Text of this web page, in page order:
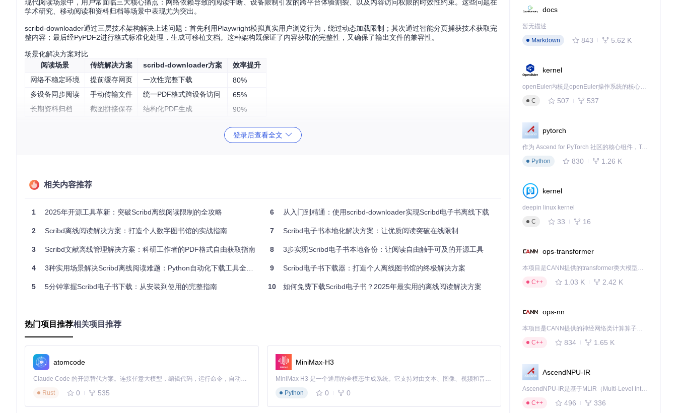
现代阅读场景中，用户常面临三大核心痛点：网络依赖导致的阅读中断、设备限制引发的跨平台体验割裂、以及内容访问权限的时效性约束。这些问题在
学术研究、移动阅读和资料归档等场景中表现尤为突出。
scribd-downloader通过三层技术架构解决上述问题：首先利用Playwright模拟真实用户浏览行为，绕过动态加载限制；其次通过智能分页捕获技术获取完
整内容；最后经PyPDF2进行格式标准化处理，生成可移植文档。这种架构既保证了内容获取的完整性，又确保了输出文件的兼容性。
场景化解决方案对比
阅读场景
传统解决方案 scribd-downloader方案
效率提升
网络不稳定环境
提前缓存网页 一次性完整下载
80%
多设备同步阅读
手动传输文件 统一PDF格式跨设备访问
65%
长期资料归档
截图拼接保存 结构化PDF生成 90%
容识别和文档生成三个核心模块）
了内容的完整性，又避免了直接爬虫可能触发的反爬机制。
环境部署与验证指南
前置条件检查
在开始安装前，请确认系统已满足以下环境要求：
Python 3.8+运行环境
通过以下命令验证Python环境：
pip --version
执行以下命令安装核心依赖包：
登录后查看全文
相关内容推荐
1 2025年开源工具革新：突破Scribd离线阅读限制的全攻略
2 Scribd离线阅读解决方案：打造个人数字图书馆的实战指南
3 Scribd文献离线管理解决方案：科研工作者的PDF格式自由获取指南
4 3种实用场景解决Scribd离线阅读难题：Python自动化下载工具全指南
5 5分钟掌握Scribd电子书下载：从安装到使用的完整指南
6 从入门到精通：使用scribd-downloader实现Scribd电子书离线下载
7 Scribd电子书本地化解决方案：让优质阅读突破在线限制
8 3步实现Scribd电子书本地备份：让阅读自由触手可及的开源工具
9 Scribd电子书下载器：打造个人离线图书馆的终极解决方案
10 如何免费下载Scribd电子书？2025年最实用的离线阅读解决方案
热门项目推荐相关项目推荐
atomcode
Claude Code 的开源替代方案。连接任意大模型，编辑代码，运行命令，自动验证 — 全自动执行。用 Rust 构建，极致性能。 ｜ An open-source alternative to Claude Code. Connect any LLM, edit code, run commands, and verify changes — autonomously. Built in Rust for speed. Get Started
Rust
0 535
MiniMax-H3
MiniMax H3 是一个通用的全模态生成系统。它支持对由文本、图像、视频和音频组成的多模态上下文进行统一理解，并能生成分辨率高达 2K、时长可达 15 秒的带原生立体声音频的视频。得益于面向任务泛化的系统设计，H3 在预训练阶段就已具备广泛的多模态上下文理解与生成能力，能够出色地执行复杂的多模态指令。
Python
0 0
docs
暂无描述
Markdown
843 5.62 K
kernel
openEuler内核是openEuler操作系统的核心，既是系统性能与稳定性的基石，也是连接处理器、设备与服务的桥梁。
C
507 537
pytorch
作为 Ascend for PyTorch 社区的核心组件，TorchNPU 是昇腾专为 PyTorch 打造的深度学习适配插件，使 PyTorch 框架能够直接调用昇腾 NPU，为开发者提供昇腾 AI 处理器的超强算力。
Python
830 1.26 K
kernel
deepin linux kernel
C
33 16
ops-transformer
本项目是CANN提供的transformer类大模型算子库，实现网络在NPU上加速计算。
C++
1.03 K 2.42 K
ops-nn
本项目是CANN提供的神经网络类计算算子库，实现网络在NPU上加速计算。
C++
834 1.65 K
AscendNPU-IR
AscendNPU-IR是基于MLIR（Multi-Level Intermediate Representation）构建的，面向昇腾亲和算子编译时使用的中间表示，提供昇腾完备表达能力，通过编译优化提升昇腾AI处理器计算效率，支持通过生态框架使能昇腾AI处理器与深度调优
C++
496 336